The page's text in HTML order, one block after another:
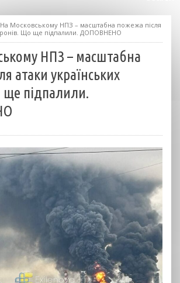
На Московському НПЗ – масштабна пожежа після
Що ще підпалили. ДОПОВНЕНО
НПЗ – масштабна
атаки українських
підпалили.